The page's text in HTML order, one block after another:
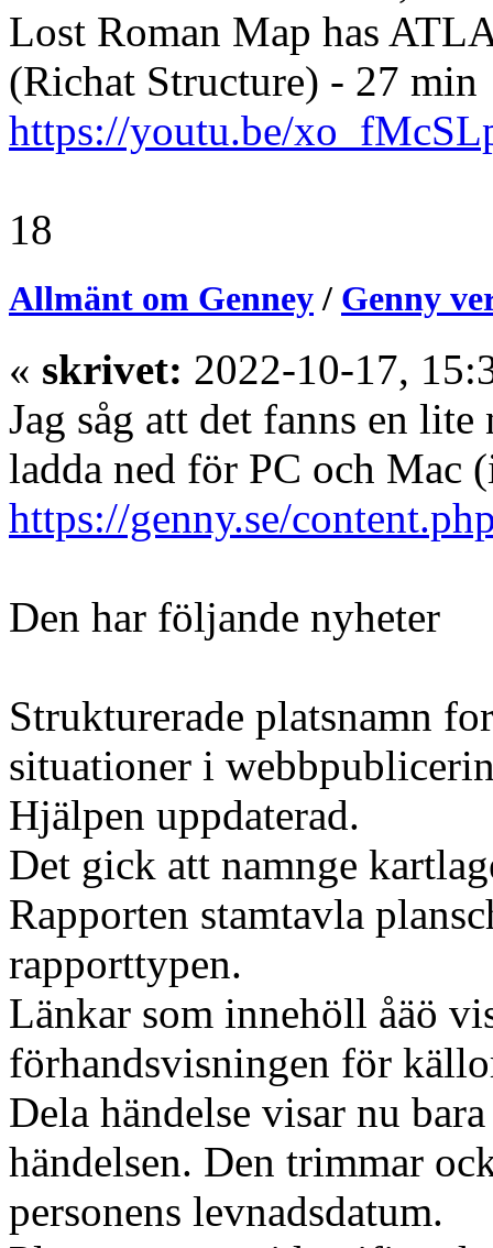
Lost Roman Map has
(Richat Structure) - 27 min
https://youtu.be/
18
Allmänt om Genney/ Genny
« skrivet: 2022-10-17,
Jag såg att det fanns en
ladda ned för PC och Mac
https://genny.se/
Den har följande nyheter
Strukturerade platsnamn
situationer i
Hjälpen uppdaterad.
Det gick att namnge
Rapporten stamtavla
rapporttypen.
Länkar som innehöll åäö
förhandsvisningen för
Dela händelse visar nu
händelsen. Den trimmar
personens levnadsdatum.